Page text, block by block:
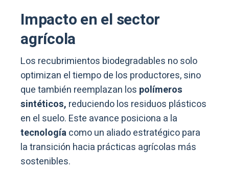
Impacto en el sector
agrícola
Los recubrimientos biodegradables no solo
optimizan el tiempo de los productores, sino
que también reemplazan los polímeros
sintéticos, reduciendo los residuos plásticos
en el suelo. Este avance posiciona a la
tecnologíacomo un aliado estratégico para
la transición hacia prácticas agrícolas más
sostenibles.